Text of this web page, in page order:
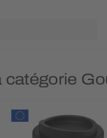
catégorie